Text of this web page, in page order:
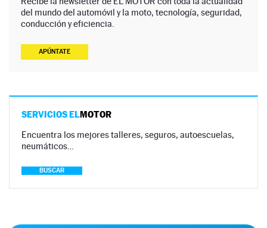
del mundo del automóvil y la moto, tecnología, seguridad,
conducción y eficiencia.
APÚNTATE
SERVICIOS ELMOTOR
Encuentra los mejores talleres, seguros, autoescuelas,
neumáticos…
BUSCAR